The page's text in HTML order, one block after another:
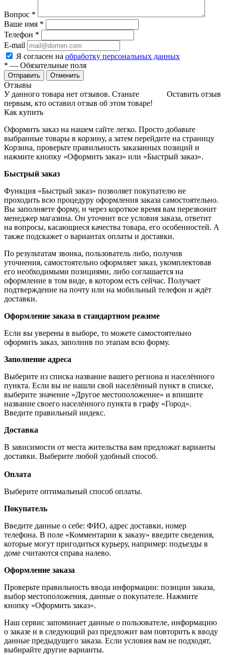
Вопрос *
Ваше имя *
Телефон *
E-mail
Я согласен на обработку персональных данных
* — Обязательные поля
Отменить
Отзывы
Оставить отзыв
У данного товара нет отзывов. Станьте
первым, кто оставил отзыв об этом товаре!
Как купить
Оформить заказ на нашем сайте легко. Просто добавьте
выбранные товары в корзину, а затем перейдите на страницу
Корзина, проверьте правильность заказанных позиций и
нажмите кнопку «Оформить заказ» или «Быстрый заказ».
Быстрый заказ
Функция «Быстрый заказ» позволяет покупателю не
проходить всю процедуру оформления заказа самостоятельно.
Вы заполняете форму, и через короткое время вам перезвонит
менеджер магазина. Он уточнит все условия заказа, ответит
на вопросы, касающиеся качества товара, его особенностей. А
также подскажет о вариантах оплаты и доставки.
По результатам звонка, пользователь либо, получив
уточнения, самостоятельно оформляет заказ, укомплектовав
его необходимыми позициями, либо соглашается на
оформление в том виде, в котором есть сейчас. Получает
подтверждение на почту или на мобильный телефон и ждёт
доставки.
Оформление заказа в стандартном режиме
Если вы уверены в выборе, то можете самостоятельно
оформить заказ, заполнив по этапам всю форму.
Заполнение адреса
Выберите из списка название вашего региона и населённого
пункта. Если вы не нашли свой населённый пункт в списке,
выберите значение «Другое местоположение» и впишите
название своего населённого пункта в графу «Город».
Введите правильный индекс.
Доставка
В зависимости от места жительства вам предложат варианты
доставки. Выберите любой удобный способ.
Оплата
Выберите оптимальный способ оплаты.
Покупатель
Введите данные о себе: ФИО, адрес доставки, номер
телефона. В поле «Комментарии к заказу» введите сведения,
которые могут пригодиться курьеру, например: подъезды в
доме считаются справа налево.
Оформление заказа
Проверьте правильность ввода информации: позиции заказа,
выбор местоположения, данные о покупателе. Нажмите
кнопку «Оформить заказ».
Наш сервис запоминает данные о пользователе, информацию
о заказе и в следующий раз предложит вам повторить к вводу
данные предыдущего заказа. Если условия вам не подходят,
выбирайте другие варианты.